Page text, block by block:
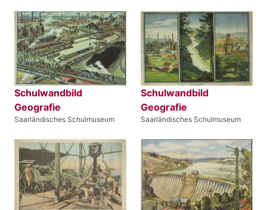
Schulwandbild
Geografie
Saarländisches Schulmuseum
Schulwandbild
Geografie
Saarländisches Schulmuseum